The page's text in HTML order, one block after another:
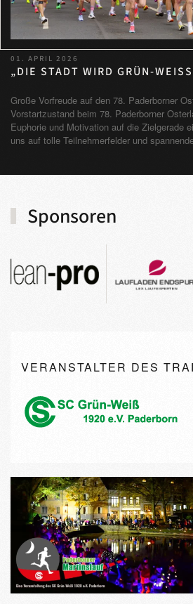
01. APRIL 2026
„DIE STADT WIRD GRÜN-WEISS“
Große Vorfreude auf den 78. Paderborner
Vorstartzustand beim 78. Paderborner
Euphorie und Motivation auf die Zielgerade
uns auf tolle Teilnehmerfelder und
Sponsoren
VERANSTALTER DES